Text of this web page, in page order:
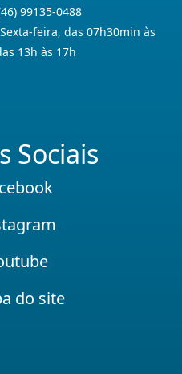
99135-0488
feira, das 07h30min às
13h às 17h
Sociais
do site